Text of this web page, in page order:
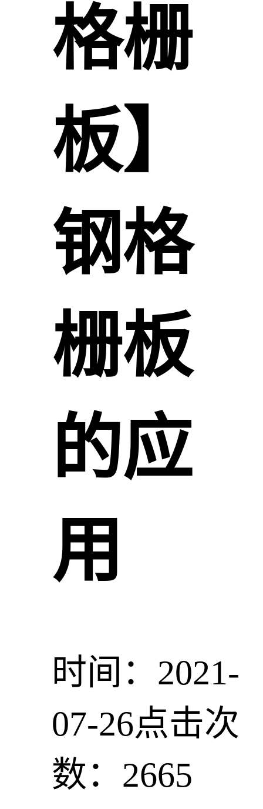
格栅
板】
钢格
栅板
的应
用
时间：2021-
07-26点击次
数：2665